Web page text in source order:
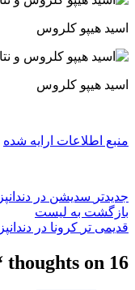
اسید هیپو کلروس
اسید هیپو کلروس
منبع اطلاعات ارایه شده
جدیدتر سدیشن در
بازگشت به لیست
قدیمی تر کرونا در
16 thoughts on “